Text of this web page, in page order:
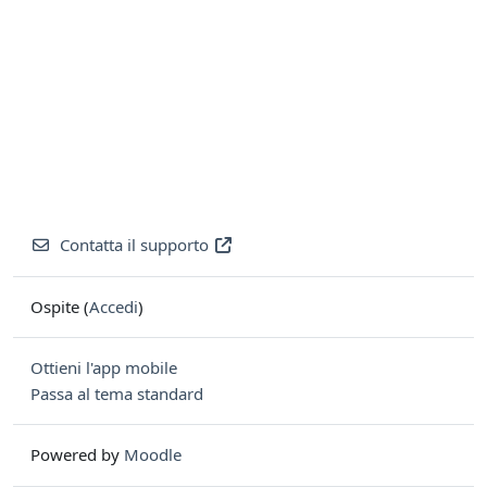
Contatta il supporto
Ospite (Accedi)
Ottieni l'app mobile
Passa al tema standard
Powered by Moodle